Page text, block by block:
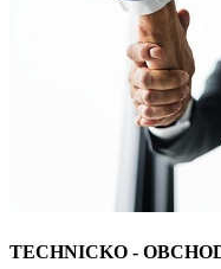
TECHNICKO -